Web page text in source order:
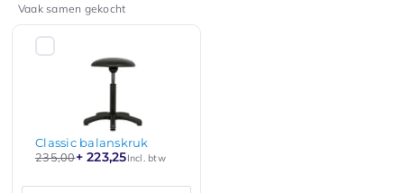
Vaak samen gekocht
Classic balanskruk
235,00+ 223,25Incl. btw